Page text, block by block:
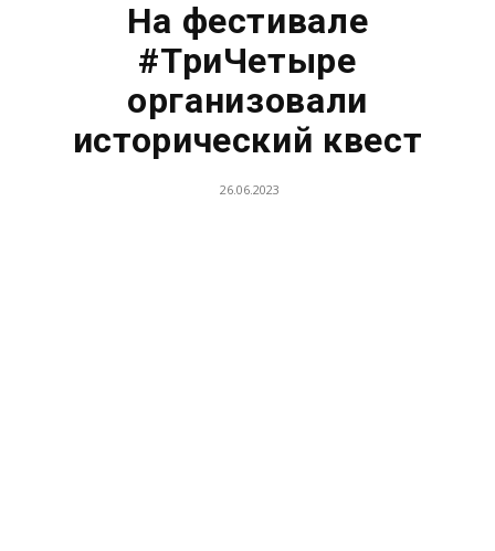
На фестивале
#ТриЧетыре
организовали
исторический квест
26.06.2023